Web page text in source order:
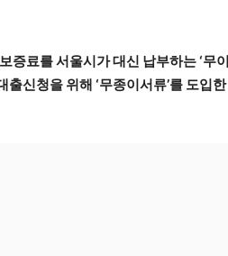
증료를 서울시가 대신 납부하는 ‘무
출신청을 위해 ‘무종이서류’를 도입